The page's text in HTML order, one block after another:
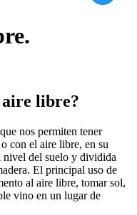
aire libre?
nos permiten tener
con el aire libre, en su
nivel del suelo y dividida
El principal uso de
al aire libre, tomar sol,
vino en un lugar de